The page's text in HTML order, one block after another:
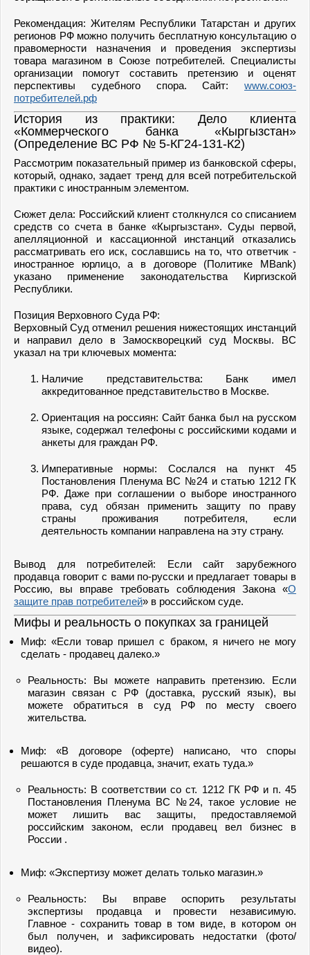
Рекомендация: Жителям Республики Татарстан и других
регионов РФ можно получить бесплатную консультацию о
правомерности назначения и проведения экспертизы
товара магазином в Союзе потребителей. Специалисты
организации помогут составить претензию и оценят
перспективы судебного спора. Сайт: www.союз-
потребителей.рф
История из практики: Дело клиента
«Коммерческого банка «Кыргызстан»
(Определение ВС РФ № 5-КГ24-131-К2)
Рассмотрим показательный пример из банковской сферы,
который, однако, задает тренд для всей потребительской
практики с иностранным элементом.
Сюжет дела: Российский клиент столкнулся со списанием
средств со счета в банке «Кыргызстан». Суды первой,
апелляционной и кассационной инстанций отказались
рассматривать его иск, сославшись на то, что ответчик -
иностранное юрлицо, а в договоре (Политике MBank)
указано применение законодательства Киргизской
Республики.
Позиция Верховного Суда РФ:
Верховный Суд отменил решения нижестоящих инстанций
и направил дело в Замоскворецкий суд Москвы. ВС
указал на три ключевых момента:
Наличие представительства: Банк имел
аккредитованное представительство в Москве.
Ориентация на россиян: Сайт банка был на русском
языке, содержал телефоны с российскими кодами и
анкеты для граждан РФ.
Императивные нормы: Сослался на пункт 45
Постановления Пленума ВС №24 и статью 1212 ГК
РФ. Даже при соглашении о выборе иностранного
права, суд обязан применить защиту по праву
страны проживания потребителя, если
деятельность компании направлена на эту страну.
Вывод для потребителей: Если сайт зарубежного
продавца говорит с вами по-русски и предлагает товары в
Россию, вы вправе требовать соблюдения Закона «О
защите прав потребителей» в российском суде.
Мифы и реальность о покупках за границей
Миф: «Если товар пришел с браком, я ничего не могу
сделать - продавец далеко.»
Реальность: Вы можете направить претензию. Если
магазин связан с РФ (доставка, русский язык), вы
можете обратиться в суд РФ по месту своего
жительства.
Миф: «В договоре (оферте) написано, что споры
решаются в суде продавца, значит, ехать туда.»
Реальность: В соответствии со ст. 1212 ГК РФ и п. 45
Постановления Пленума ВС №24, такое условие не
может лишить вас защиты, предоставляемой
российским законом, если продавец вел бизнес в
России .
Миф: «Экспертизу может делать только магазин.»
Реальность: Вы вправе оспорить результаты
экспертизы продавца и провести независимую.
Главное - сохранить товар в том виде, в котором он
был получен, и зафиксировать недостатки (фото/
видео).